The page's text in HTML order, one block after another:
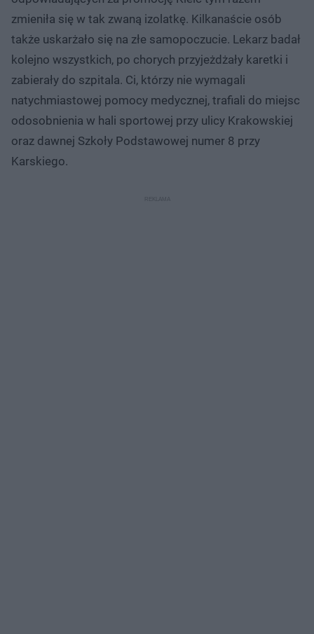
zmieniła się w tak zwaną izolatkę. Kilkanaście osób
także uskarżało się na złe samopoczucie. Lekarz badał
kolejno wszystkich, po chorych przyjeżdżały karetki i
zabierały do szpitala. Ci, którzy nie wymagali
natychmiastowej pomocy medycznej, trafiali do miejsc
odosobnienia w hali sportowej przy ulicy Krakowskiej
oraz dawnej Szkoły Podstawowej numer 8 przy
Karskiego.